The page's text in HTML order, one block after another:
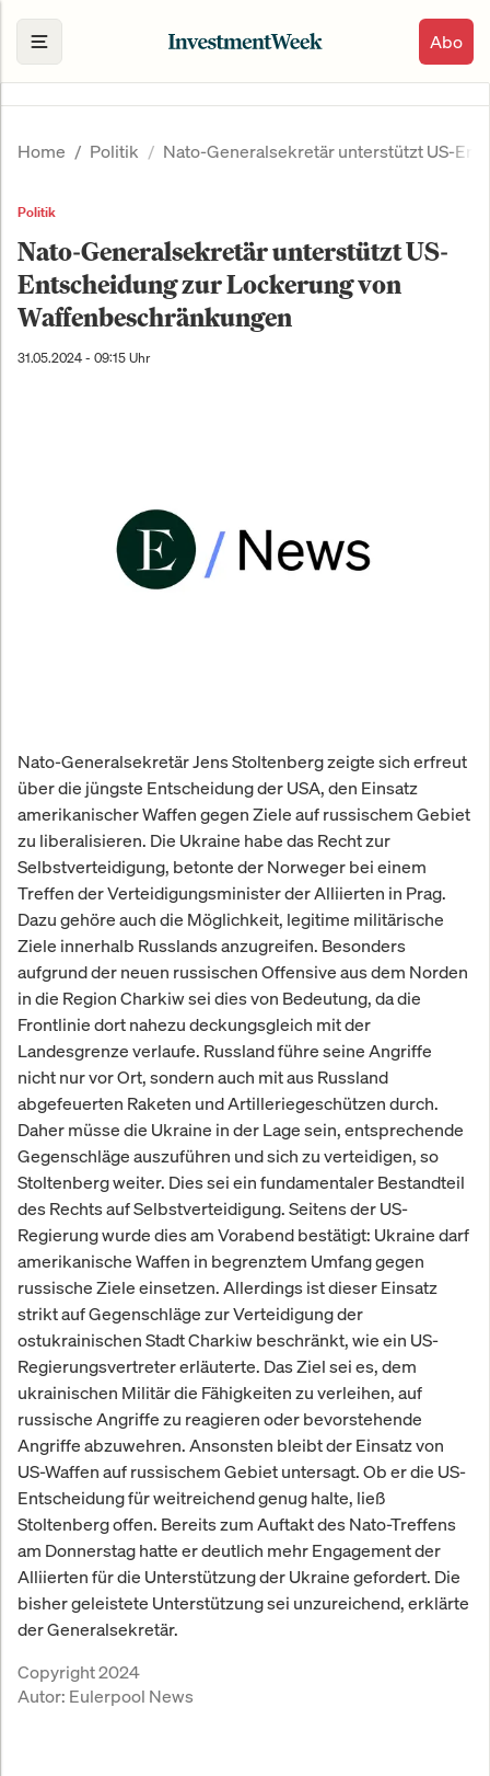
Abo
Home Politik Nato-Generalsekretär unterstützt US-
Politik
Nato-Generalsekretär unterstützt US-
Entscheidung zur Lockerung von
Waffenbeschränkungen
31.05.2024 - 09:15 Uhr
Nato-Generalsekretär Jens Stoltenberg zeigte sich erfreut
über die jüngste Entscheidung der USA, den Einsatz
amerikanischer Waffen gegen Ziele auf russischem Gebiet
zu liberalisieren. Die Ukraine habe das Recht zur
Selbstverteidigung, betonte der Norweger bei einem
Treffen der Verteidigungsminister der Alliierten in Prag.
Dazu gehöre auch die Möglichkeit, legitime militärische
Ziele innerhalb Russlands anzugreifen. Besonders
aufgrund der neuen russischen Offensive aus dem Norden
in die Region Charkiw sei dies von Bedeutung, da die
Frontlinie dort nahezu deckungsgleich mit der
Landesgrenze verlaufe. Russland führe seine Angriffe
nicht nur vor Ort, sondern auch mit aus Russland
abgefeuerten Raketen und Artilleriegeschützen durch.
Daher müsse die Ukraine in der Lage sein, entsprechende
Gegenschläge auszuführen und sich zu verteidigen, so
Stoltenberg weiter. Dies sei ein fundamentaler Bestandteil
des Rechts auf Selbstverteidigung. Seitens der US-
Regierung wurde dies am Vorabend bestätigt: Ukraine darf
amerikanische Waffen in begrenztem Umfang gegen
russische Ziele einsetzen. Allerdings ist dieser Einsatz
strikt auf Gegenschläge zur Verteidigung der
ostukrainischen Stadt Charkiw beschränkt, wie ein US-
Regierungsvertreter erläuterte. Das Ziel sei es, dem
ukrainischen Militär die Fähigkeiten zu verleihen, auf
russische Angriffe zu reagieren oder bevorstehende
Angriffe abzuwehren. Ansonsten bleibt der Einsatz von
US-Waffen auf russischem Gebiet untersagt. Ob er die US-
Entscheidung für weitreichend genug halte, ließ
Stoltenberg offen. Bereits zum Auftakt des Nato-Treffens
am Donnerstag hatte er deutlich mehr Engagement der
Alliierten für die Unterstützung der Ukraine gefordert. Die
bisher geleistete Unterstützung sei unzureichend, erklärte
der Generalsekretär.
Copyright 2024
Autor: Eulerpool News